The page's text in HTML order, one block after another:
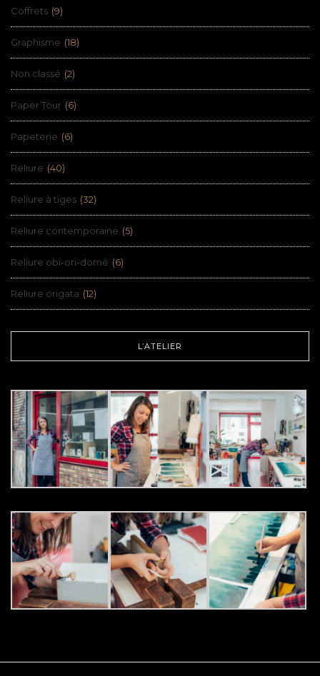
Coffrets (9)
Graphisme (18)
Non classé (2)
Paper Tour (6)
Papeterie (6)
Reliure (40)
Reliure à tiges (32)
Reliure contemporaine (5)
Reliure obi-ori-domé (6)
Reliure origata (12)
L’ATELIER